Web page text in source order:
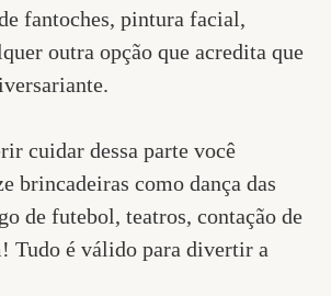
fantoches, pintura facial,
outra opção que acredita que
cuidar dessa parte você
brincadeiras como dança das
de futebol, teatros, contação de
Tudo é válido para divertir a